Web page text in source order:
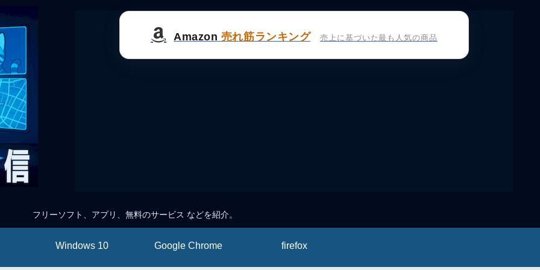
Amazon 売れ筋ランキング 売上に基づいた最も人気の商品
フリーソフト、アプリ、無料のサービス などを紹介。
Windows 10 Google Chrome firefox